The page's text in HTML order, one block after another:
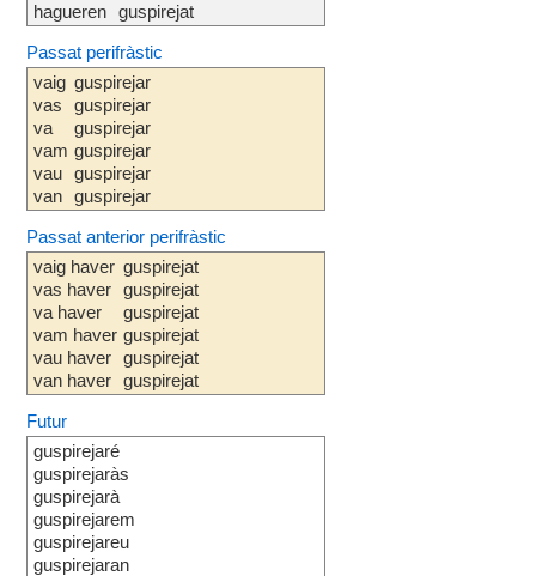
hagueren guspirejat
Passat perifràstic
vaig
vas
va
vam
vau
van
guspirejar
guspirejar
guspirejar
guspirejar
guspirejar
guspirejar
Passat anterior perifràstic
vaig haver
vas haver
va haver
vam haver
vau haver
van haver
guspirejat
guspirejat
guspirejat
guspirejat
guspirejat
guspirejat
Futur
guspirejaré
guspirejaràs
guspirejarà
guspirejarem
guspirejareu
guspirejaran